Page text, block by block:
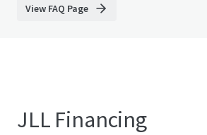
View FAQ Page
JLL Financing